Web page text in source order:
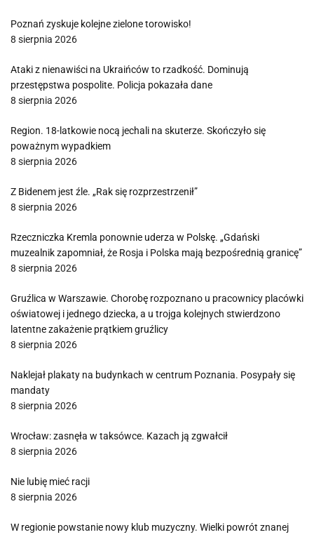
Poznań zyskuje kolejne zielone torowisko!
8 sierpnia 2026
Ataki z nienawiści na Ukraińców to rzadkość. Dominują
przestępstwa pospolite. Policja pokazała dane
8 sierpnia 2026
Region. 18-latkowie nocą jechali na skuterze. Skończyło się
poważnym wypadkiem
8 sierpnia 2026
Z Bidenem jest źle. „Rak się rozprzestrzenił”
8 sierpnia 2026
Rzeczniczka Kremla ponownie uderza w Polskę. „Gdański
muzealnik zapomniał, że Rosja i Polska mają bezpośrednią granicę”
8 sierpnia 2026
Gruźlica w Warszawie. Chorobę rozpoznano u pracownicy placówki
oświatowej i jednego dziecka, a u trojga kolejnych stwierdzono
latentne zakażenie prątkiem gruźlicy
8 sierpnia 2026
Naklejał plakaty na budynkach w centrum Poznania. Posypały się
mandaty
8 sierpnia 2026
Wrocław: zasnęła w taksówce. Kazach ją zgwałcił
8 sierpnia 2026
Nie lubię mieć racji
8 sierpnia 2026
W regionie powstanie nowy klub muzyczny. Wielki powrót znanej